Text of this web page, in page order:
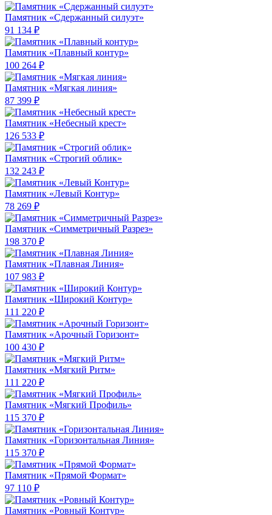
Памятник «Сдержанный силуэт»
91 134 ₽
Памятник «Плавный контур»
100 264 ₽
Памятник «Мягкая линия»
87 399 ₽
Памятник «Небесный крест»
126 533 ₽
Памятник «Строгий облик»
132 243 ₽
Памятник «Левый Контур»
78 269 ₽
Памятник «Симметричный Разрез»
198 370 ₽
Памятник «Плавная Линия»
107 983 ₽
Памятник «Широкий Контур»
111 220 ₽
Памятник «Арочный Горизонт»
100 430 ₽
Памятник «Мягкий Ритм»
111 220 ₽
Памятник «Мягкий Профиль»
115 370 ₽
Памятник «Горизонтальная Линия»
115 370 ₽
Памятник «Прямой Формат»
97 110 ₽
Памятник «Ровный Контур»